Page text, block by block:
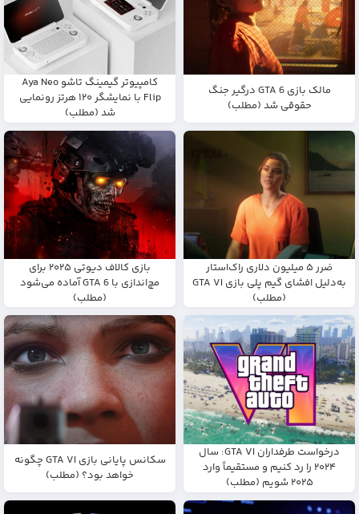
مالک بازی GTA 6 درگیر جنگ
حقوقی شد (مطلب)
کامپیوتر گیمینگ تاشو Aya Neo
Flip با نمایشگر ۱۲۰ هرتز رونمایی
شد (مطلب)
ضرر ۵ میلیون دلاری راک‌استار
به‌دلیل افشای گیم پلی بازی GTA VI
(مطلب)
بازی کالاف دیوتی ۲۰۲۵ برای
مچ‌اندازی با GTA 6 آماده می‌شود
(مطلب)
درخواست طرفداران GTA VI: سال
۲۰۲۴ را رد کنیم و مستقیماً وارد
۲۰۲۵ شویم (مطلب)
سکانس پایانی بازی GTA VI چگونه
خواهد بود؟ (مطلب)